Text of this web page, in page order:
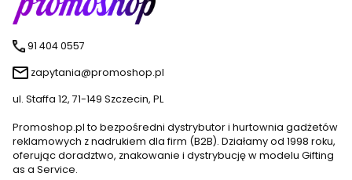
91 404 0557
zapytania@promoshop.pl
ul. Staffa 12, 71-149 Szczecin, PL
Promoshop.pl to bezpośredni dystrybutor i hurtownia gadżetów
reklamowych z nadrukiem dla firm (B2B). Działamy od 1998 roku,
oferując doradztwo, znakowanie i dystrybucję w modelu Gifting
as a Service.